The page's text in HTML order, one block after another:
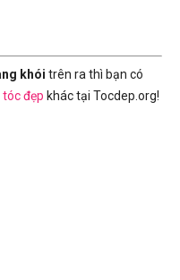
khói trên ra thì bạn có
tóc đẹp khác tại Tocdep.org!